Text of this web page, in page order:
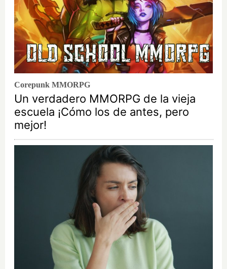
Corepunk MMORPG
Un verdadero MMORPG de la vieja
escuela ¡Cómo los de antes, pero
mejor!